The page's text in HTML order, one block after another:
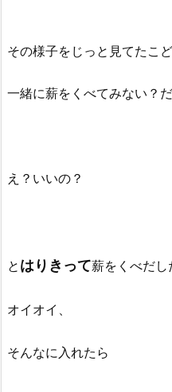
その様子をじっと見てたこ
一緒に薪をくべてみない？だ
え？いいの？
と はりきって薪をくべだし
オイオイ、
そんなに入れたら